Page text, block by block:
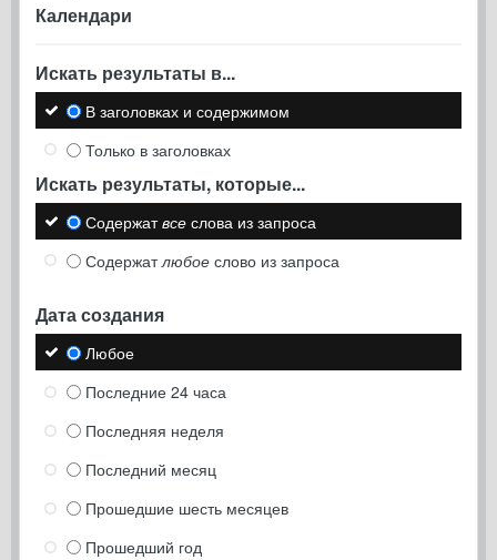
Календари
Искать результаты в...
В заголовках и содержимом
Только в заголовках
Искать результаты, которые...
Содержатвсе слова из запроса
Содержатлюбое слово из запроса
Дата создания
Любое
Последние 24 часа
Последняя неделя
Последний месяц
Прошедшие шесть месяцев
Прошедший год